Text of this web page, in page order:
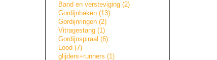
Band en versteviging (2)
Gordijnhaken (13)
Gordijnringen (2)
Vitragestang (1)
Gordijnspiraal (6)
Lood (7)
glijders+runners (1)